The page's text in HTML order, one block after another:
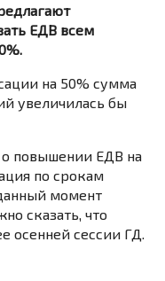
ЕДВ всем
на 50% сумма
увеличилась бы
о повышении ЕДВ на
по срокам
момент
сказать, что
осенней сессии ГД.